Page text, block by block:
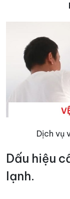
Dịch vụ
Dấu hiệu
lạnh.